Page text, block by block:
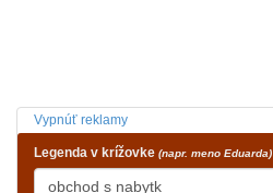
Vypnúť reklamy
Legenda v krížovke (napr. meno Eduarda)